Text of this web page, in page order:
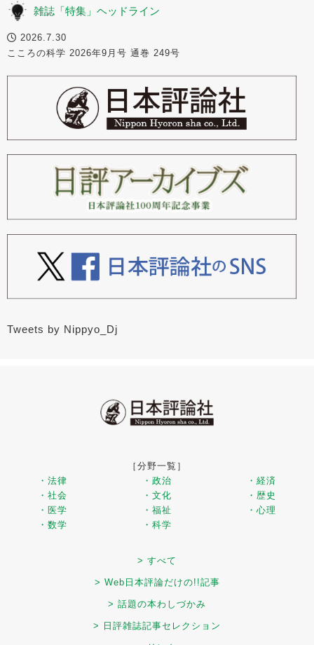
雑誌「特集」ヘッドライン
2026.7.30
こころの科学 2026年9月号 通巻 249号
Tweets by Nippyo_Dj
［分野一覧］
・法律
・政治
・経済
・社会
・文化
・歴史
・医学
・福祉
・心理
・数学
・科学
> すべて
> Web日本評論だけの!!記事
> 話題の本わしづかみ
> 日評雑誌記事セレクション